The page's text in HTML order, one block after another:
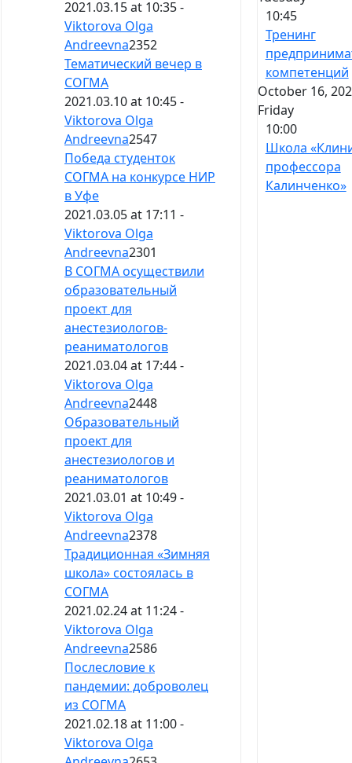
2021.03.15 at 10:35 -
Viktorova Olga
Andreevna2352
Тематический вечер в
СОГМА
2021.03.10 at 10:45 -
Viktorova Olga
Andreevna2547
Победа студенток
СОГМА на конкурсе НИР
в Уфе
2021.03.05 at 17:11 -
Viktorova Olga
Andreevna2301
В СОГМА осуществили
образовательный
проект для
анестезиологов-
реаниматологов
2021.03.04 at 17:44 -
Viktorova Olga
Andreevna2448
Образовательный
проект для
анестезиологов и
реаниматологов
2021.03.01 at 10:49 -
Viktorova Olga
Andreevna2378
Традиционная «Зимняя
школа» состоялась в
СОГМА
2021.02.24 at 11:24 -
Viktorova Olga
Andreevna2586
Послесловие к
пандемии: доброволец
из СОГМА
2021.02.18 at 11:00 -
Viktorova Olga
10:45
Тренинг
компетенций
October 16,
Friday
10:00
Школа
профессора
Калинченко»